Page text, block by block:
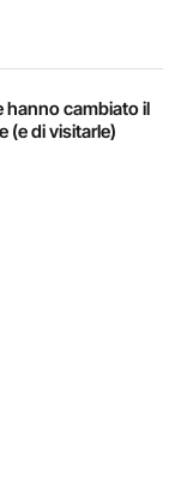
hanno cambiato il
(e di visitarle)